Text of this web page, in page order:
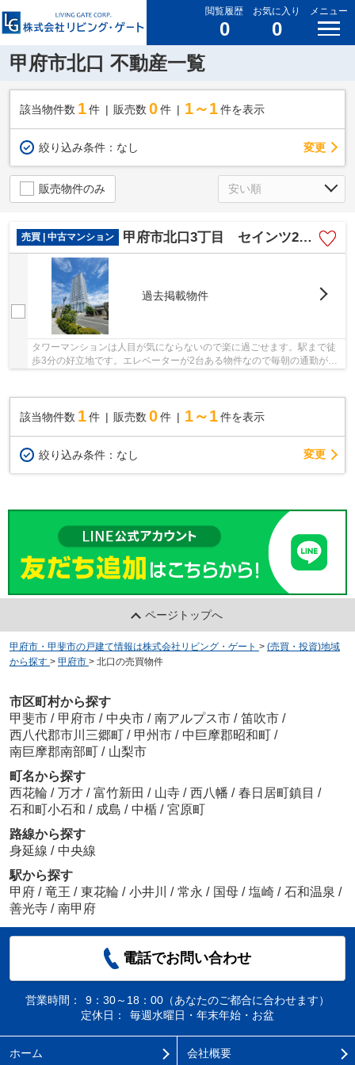
閲覧履歴
0
お気に入り
0
メニュー
甲府市北口 不動産一覧
該当物件数 1件 販売数 0 件 1～1 件を表示
絞り込み条件： なし 変更
販売物件のみ
売買 | 中古マンション 甲府市北口3丁目 セインツ25 南向・所在階13階 駅歩3分
過去掲載物件
タワーマンションは人目が気にならないので楽に過ごせます。駅まで徒
歩3分の好立地です。エレベーターが2台ある物件なので毎朝の通勤が楽
該当物件数 1件 販売数 0 件 1～1 件を表示
絞り込み条件： なし 変更
ページトップへ
甲府市・甲斐市の戸建て情報は株式会社リビング・ゲート > (売買・投資)地域
から探す > 甲府市 > 北口の売買物件
市区町村から探す
甲斐市 / 甲府市 / 中央市 / 南アルプス市 / 笛吹市 /
西八代郡市川三郷町 / 甲州市 / 中巨摩郡昭和町 /
南巨摩郡南部町 / 山梨市
町名から探す
西花輪 / 万才 / 富竹新田 / 山寺 / 西八幡 / 春日居町鎮目 /
石和町小石和 / 成島 / 中楯 / 宮原町
路線から探す
身延線 / 中央線
駅から探す
甲府 / 竜王 / 東花輪 / 小井川 / 常永 / 国母 / 塩崎 / 石和温泉 /
善光寺 / 南甲府
電話でお問い合わせ
営業時間：
9：30～18：00（あなたのご都合に合わせます）
定休日：
毎週水曜日・年末年始・お盆
ホーム 会社概要